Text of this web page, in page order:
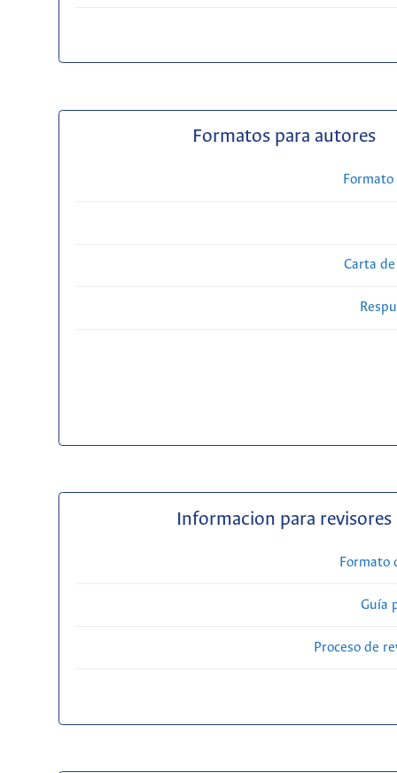
Formatos para autores
Carta
Informacion para revisores
Formato
Guía
Proceso de